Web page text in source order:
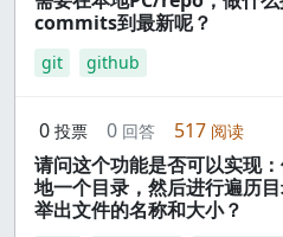
commits到最新呢？
git github
0 投票 0 回答 517 阅读
请问这个功能是否可以实现
地一个目录，然后进行遍历
举出文件的名称和大小？